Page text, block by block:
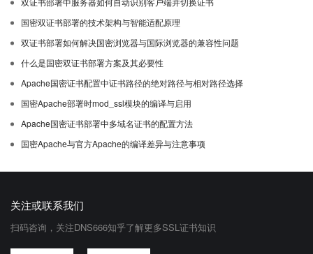
国密双证书部署的技术架构与智能适配原理
双证书部署如何解决国密浏览器与国际浏览器的兼容性问题
什么是国密双证书部署方案及其必要性
Apache国密证书配置中证书路径的绝对路径与相对路径选择
国密Apache部署时mod_ssl模块的编译与启用
Apache国密证书部署中多域名证书的配置方法
国密Apache与官方Apache的编译差异与注意事项
关注或联系我们
扫码咨询，关注DNS666知乎了解更多SSL证书知识